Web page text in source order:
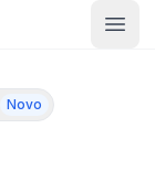
Novo